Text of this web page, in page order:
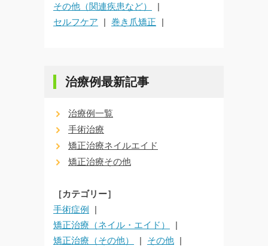
その他（関連疾患など）
セルフケア
巻き爪矯正
治療例最新記事
治療例一覧
手術治療
矯正治療ネイルエイド
矯正治療その他
［カテゴリー］
手術症例
矯正治療（ネイル・エイド）
矯正治療（その他）
その他